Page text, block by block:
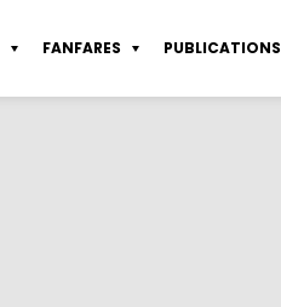
FANFARES PUBLICATIONS